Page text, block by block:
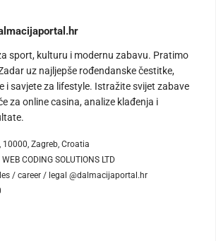
sport, kulturu i modernu zabavu. Pratimo
uz najljepše rođendanske čestitke,
i savjete za lifestyle. Istražite svijet zabave
za online casina, analize klađenja i
10000, Zagreb, Croatia
CODING SOLUTIONS LTD
/ career / legal @dalmacijaportal.hr